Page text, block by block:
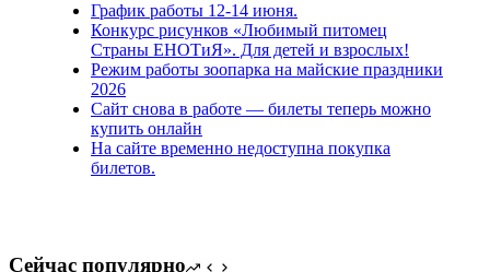
График работы 12-14 июня.
Конкурс рисунков «Любимый питомец
Страны ЕНОТиЯ». Для детей и взрослых!
Режим работы зоопарка на майские праздники
2026
Сайт снова в работе — билеты теперь можно
купить онлайн
На сайте временно недоступна покупка
билетов.
Сейчас популярно